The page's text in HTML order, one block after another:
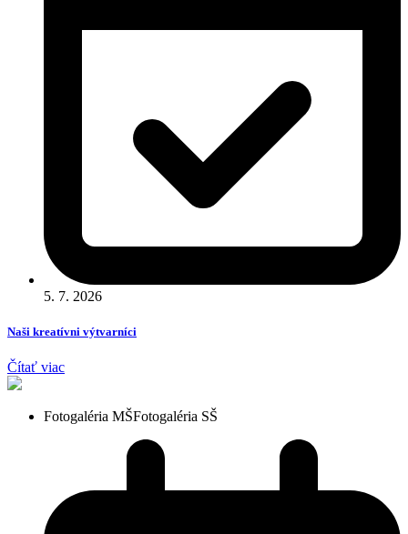
5. 7. 2026
Naši kreatívni výtvarníci
Čítať viac
Fotogaléria MŠFotogaléria SŠ